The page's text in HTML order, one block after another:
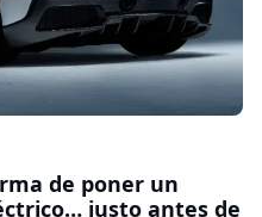
de poner un
justo antes de